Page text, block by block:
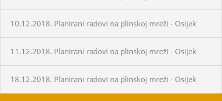
10.12.2018. Planirani radovi na plinskoj mreži - Osijek
11.12.2018. Planirani radovi na plinskoj mreži - Osijek
18.12.2018. Planirani radovi na plinskoj mreži - Osijek